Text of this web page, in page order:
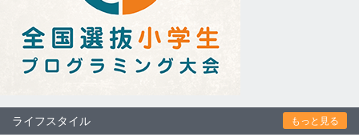
ライフスタイル もっと見る